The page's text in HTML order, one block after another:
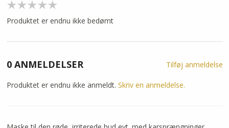
Produktet er endnu ikke bedømt
0 ANMELDELSER Tilføj anmeldelse
Produktet er endnu ikke anmeldt. Skriv en anmeldelse.